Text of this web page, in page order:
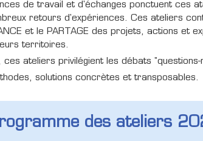
de travail et d'échanges ponctuent ces
retours d'expériences. Ces ateliers
et le PARTAGE des projets, actions et
territoires.
ateliers privilégient les débats
solutions concrètes et transposables.
des ateliers